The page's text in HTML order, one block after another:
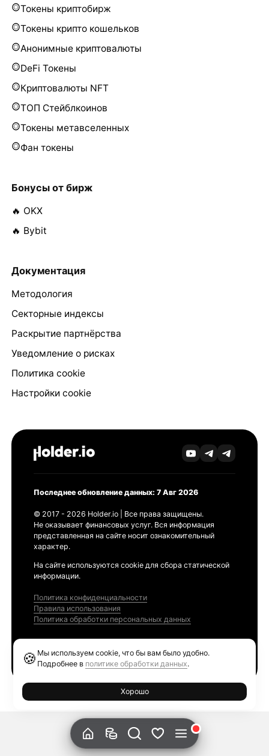
Токены криптобирж
Токены крипто кошельков
Анонимные криптовалюты
DeFi Токены
Криптовалюты NFT
ТОП Стейблкоинов
Токены метавселенных
Фан токены
Бонусы от бирж
🔥 OKX
🔥 Bybit
Документация
Методология
Секторные индексы
Раскрытие партнёрства
Уведомление о рисках
Политика cookie
Настройки cookie
Последнее обновление данных: 7 Авг 2026
© 2017 - 2026 Holder.io | Все права защищены.
Не оказывает финансовых услуг. Вся информация
представленная на сайте носит ознакомительный
характер.
На сайте используются cookie для сбора статической
информации.
Политика конфиденциальности
Правила использования
Политика обработки персональных данных
🍪 Мы используем cookie, что бы вам было удобно.
Подробнее в политике обработки данных.
Хорошо
Ethereum GAS Tracker